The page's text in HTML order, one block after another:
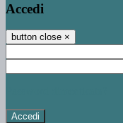
Accedi
button close ×